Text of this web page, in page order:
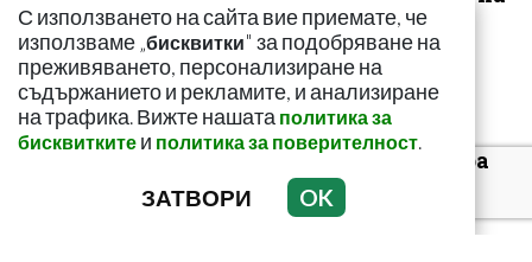
щитовидната...
За какво сигнализира
болката ниско в
корема? Опасна ли е
С използването на сайта вие приемате, че
използваме „бисквитки" за подобряване на
преживяването, персонализиране на
съдържанието и рекламите, и анализиране
на трафика. Вижте нашата политика за
бисквитките и политика за поверителност.
ЗАТВОРИ OK